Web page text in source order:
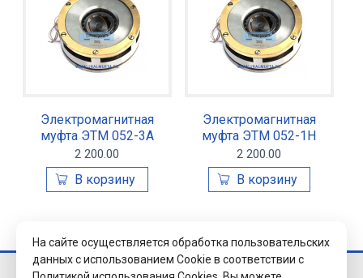
Электромагнитная
муфта ЭТМ 052-3А
2 200.00
Электромагнитная
муфта ЭТМ 052-1Н
2 200.00
На сайте осуществляется обработка пользовательских
данных с использованием Cookie в соответствии с